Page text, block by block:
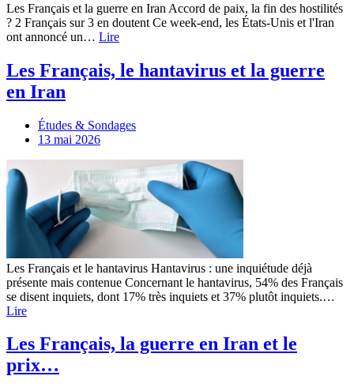
Les Français et la guerre en Iran Accord de paix, la fin des hostilités
? 2 Français sur 3 en doutent Ce week-end, les États-Unis et l'Iran
ont annoncé un… Lire
Les Français, le hantavirus et la guerre
en Iran
Études & Sondages
13 mai 2026
Les Français et le hantavirus Hantavirus : une inquiétude déjà
présente mais contenue Concernant le hantavirus, 54% des Français
se disent inquiets, dont 17% très inquiets et 37% plutôt inquiets.…
Lire
Les Français, la guerre en Iran et le
prix…